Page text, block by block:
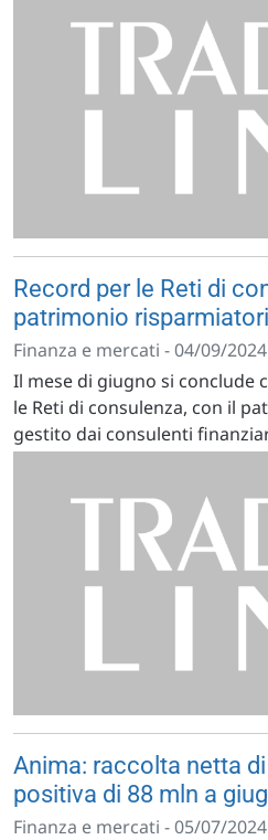
Record per le Reti di
patrimonio
Finanza e mercati - 04/09/
Il mese di giugno si conclude
le Reti di consulenza, con il
gestito dai consulenti
Anima: raccolta netta
positiva di 88 mln a
Finanza e mercati - 05/07/2024